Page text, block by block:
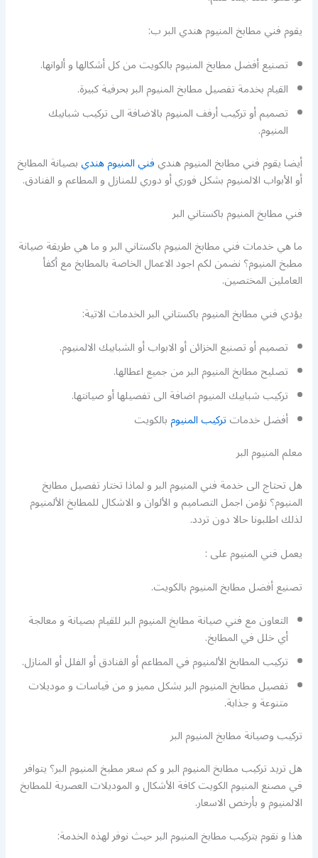
يقوم فني مطابخ المنيوم هندي البر ب:
تصنيع أفضل مطابخ المنيوم بالكويت من كل أشكالها و ألوانها.
القيام بخدمة تفصيل مطابخ المنيوم البر بحرفية كبيرة.
تصميم أو تركيب أرفف المنيوم بالاضافة الى تركيب شبابيك
المنيوم.
أيضا يقوم فني مطابخ المنيوم هنديفني المنيوم هنديبصيانة المطابخ
أو الأبواب الالمنيوم بشكل فوري أو دوري للمنازل و المطاعم و الفنادق.
فني مطابخ المنيوم باكستاني البر
ما هي خدمات فني مطابخ المنيوم باكستاني البر و ما هي طريقة صيانة
مطبخ المنيوم؟ نضمن لكم اجود الاعمال الخاصة بالمطابخ مع أكفأ
العاملين المختصين.
يؤدي فني مطابخ المنيوم باكستاني البر الخدمات الاتية:
تصميم أو تصنيع الخزائن أو الابواب أو الشبابيك الالمنيوم.
تصليح مطابخ المنيوم البر من جميع اعطالها.
تركيب شبابيك المنيوم اضافة الى تفصيلها أو صيانتها.
أفضل خدماتتركيب المنيومبالكويت
معلم المنيوم البر
هل تحتاج الى خدمة فني المنيوم البر و لماذا تختار تفصيل مطابخ
المنيوم؟ نؤمن اجمل التصاميم و الألوان و الاشكال للمطابخ الألمنيوم
لذلك اطلبونا حالا دون تردد.
يعمل فني المنيوم على :
تصنيع أفضل مطابخ المنيوم بالكويت.
التعاون مع فني صيانة مطابخ المنيوم البر للقيام بصيانة و معالجة
أي خلل في المطابخ.
تركيب المطابخ الألمنيوم في المطاعم أو الفنادق أو الفلل أو المنازل.
تفصيل مطابخ المنيوم البر بشكل مميز و من قياسات و موديلات
متنوعة و جذابة.
تركيب وصيانة مطابخ المنيوم البر
هل تريد تركيب مطابخ المنيوم البر و كم سعر مطبخ المنيوم البر؟ يتوافر
في مصنع المنيوم الكويت كافة الأشكال و الموديلات العصرية للمطابخ
الالمنيوم و بأرخص الاسعار.
هذا و نقوم بتركيب مطابخ المنيوم البر حيث نوفر لهذه الخدمة: